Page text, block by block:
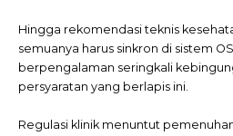
Hingga rekomendasi teknis
semuanya harus sinkron di sistem
berpengalaman seringkali
persyaratan yang berlapis ini.
Regulasi klinik menuntut